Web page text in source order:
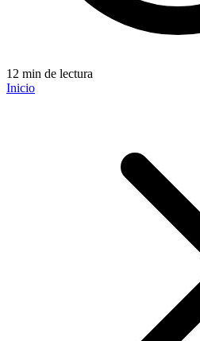
12 min de lectura
Inicio